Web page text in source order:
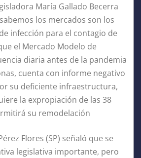
María Gallado Becerra
los mercados son los
infección para el contagio de
el Mercado Modelo de
diaria antes de la pandemia
cuenta con informe negativo
su deficiente infraestructura,
la expropiación de las 38
su remodelación
Flores (SP) señaló que se
legislativa importante, pero